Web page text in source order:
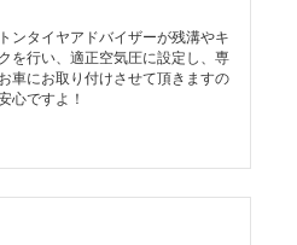
ンタイヤアドバイザーが残溝やキ
を行い、適正空気圧に設定し、専
車にお取り付けさせて頂きますの
心ですよ！